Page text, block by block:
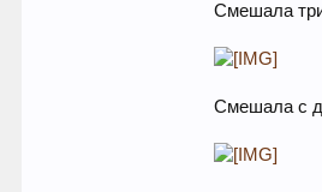
Смешала
Смешала с